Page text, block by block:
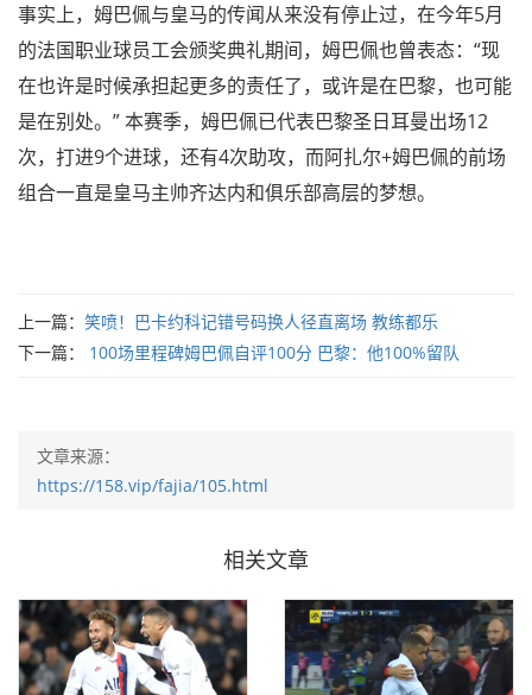
事实上，姆巴佩与皇马的传闻从来没有停止过，在今年5月
的法国职业球员工会颁奖典礼期间，姆巴佩也曾表态：“现
在也许是时候承担起更多的责任了，或许是在巴黎，也可能
是在别处。” 本赛季，姆巴佩已代表巴黎圣日耳曼出场12
次，打进9个进球，还有4次助攻，而阿扎尔+姆巴佩的前场
组合一直是皇马主帅齐达内和俱乐部高层的梦想。
上一篇： 笑喷！巴卡约科记错号码换人径直离场 教练都乐
下一篇：
100场里程碑姆巴佩自评100分 巴黎：他100%留队
文章来源：
https://158.vip/fajia/105.html
相关文章